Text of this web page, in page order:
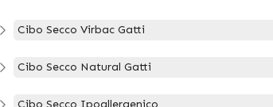
Cibo Secco Virbac Gatti
Cibo Secco Natural Gatti